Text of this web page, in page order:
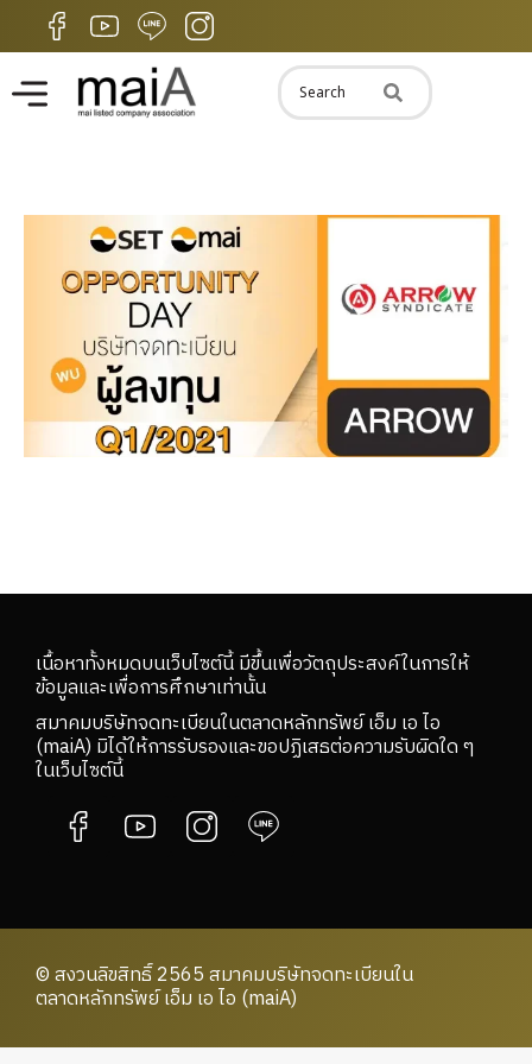
เนื้อหาทั้งหมดบนเว็บไซต์นี้ มีขึ้นเพื่อวัตถุประสงค์ในการให้
ข้อมูลและเพื่อการศึกษาเท่านั้น
สมาคมบริษัทจดทะเบียนในตลาดหลักทรัพย์ เอ็ม เอ ไอ
(maiA) มิได้ให้การรับรองและขอปฏิเสธต่อความรับผิดใด ๆ
ในเว็บไซต์นี้
© สงวนลิขสิทธิ์ 2565 สมาคมบริษัทจดทะเบียนใน
ตลาดหลักทรัพย์ เอ็ม เอ ไอ (maiA)